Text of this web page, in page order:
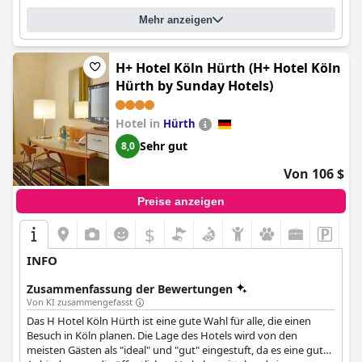
außergewöhnliches Erlebnis. Insgesamt ist dasHotel Deimann
eine ausgezeichnete Wahl für einen entspannenden und
zufriedenstellenden Aufenthalt.
Mehr anzeigen
H+ Hotel Köln Hürth (H+ Hotel Köln
Hürth by Sunday Hotels)
Hotel in Hürth
8,0 Sehr gut
Von 106 $
Preise anzeigen
$
INFO
Zusammenfassung der Bewertungen
Von KI zusammengefasst
Das H Hotel Köln Hürth ist eine gute Wahl für alle, die einen
Besuch in Köln planen. Die Lage des Hotels wird von den
meisten Gästen als "ideal" und "gut" eingestuft, da es eine gute